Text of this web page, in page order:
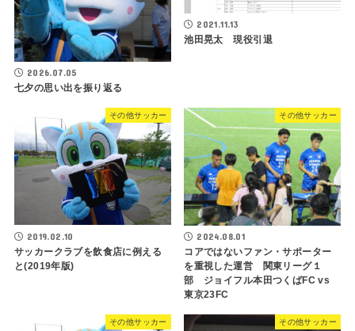
2026.07.05
七夕の思い出を振り返る
2021.11.13
池田晃太 現役引退
その他サッカー
2019.02.10
サッカークラブを飲食店に例える
と(2019年版)
その他サッカー
2024.08.01
コアではないファン・サポーター
を重視した運営 関東リーグ１
部 ジョイフル本田つくばFC vs
東京23FC
その他サッカー その他サッカー